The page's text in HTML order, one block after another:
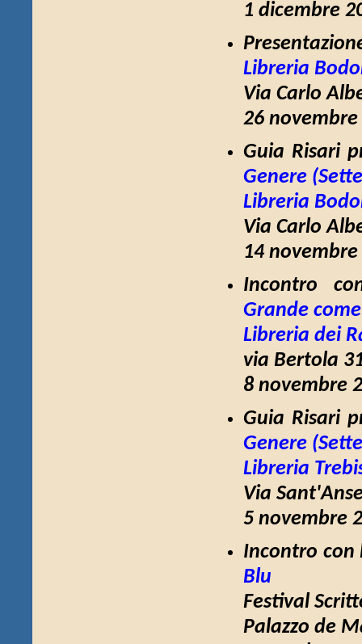
1 dicembre
Libreria
Via Carlo
26
Guia Risari
Genere
Libreria
Via Carlo
14
Incontro
Grande come
Libreria dei
via Bertola
8 novembre
Guia Risari
Genere
Libreria
Via
5 novembre
Incontro
Blu
Festival
Palazzo de